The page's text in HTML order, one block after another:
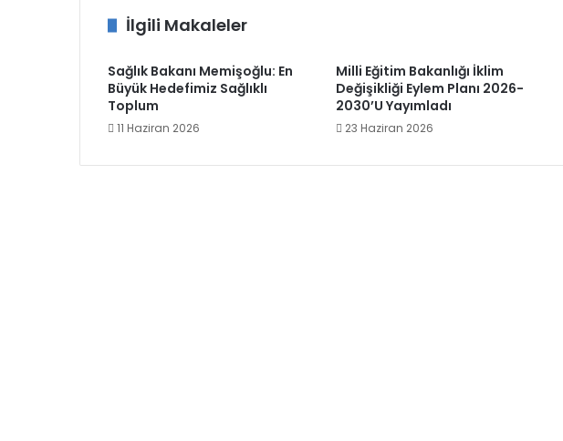
İlgili Makaleler
Sağlık Bakanı Memişoğlu: En
Büyük Hedefimiz Sağlıklı
Toplum
11 Haziran 2026
Milli Eğitim Bakanlığı İklim
Değişikliği Eylem Planı 2026-
2030’U Yayımladı
23 Haziran 2026